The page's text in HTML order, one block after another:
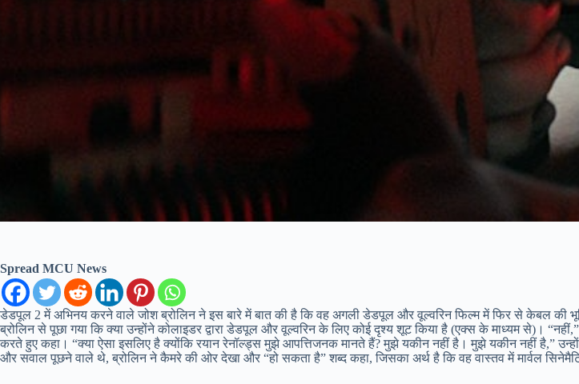
Spread MCU News
डेडपूल 2 में अभिनय करने वाले जोश ब्रोलिन ने इस बारे में बात की है कि वह अगली डेडपूल और वूल्वरिन फिल्म में फिर से केबल की
ब्रोलिन से पूछा गया कि क्या उन्होंने कोलाइडर द्वारा डेडपूल और वूल्वरिन के लिए कोई दृश्य शूट किया है (एक्स के माध्यम से)।
करते हुए कहा। “क्या ऐसा इसलिए है क्योंकि रयान रेनॉल्ड्स मुझे आपत्तिजनक मानते हैं? मुझे यकीन नहीं है। मुझे यकीन नहीं है,”
और सवाल पूछने वाले थे, ब्रोलिन ने कैमरे की ओर देखा और “हो सकता है” शब्द कहा, जिसका अर्थ है कि वह वास्तव में मार्वल